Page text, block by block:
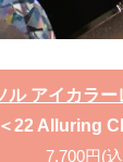
ル アイカラー
＜22 Alluring
7,700円(